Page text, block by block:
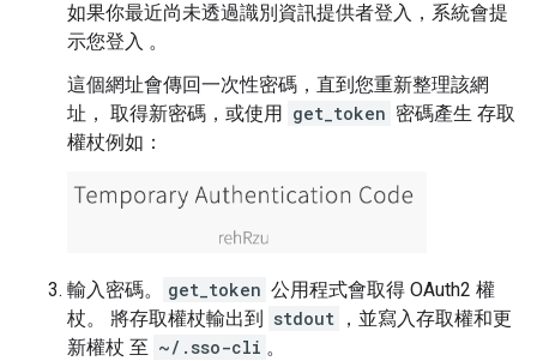
如果你最近尚未透過識別資訊提供者登入，系統會提
示您登入 。
這個網址會傳回一次性密碼，直到您重新整理該網
址， 取得新密碼，或使用 get_token 密碼產生 存取
權杖例如：
輸入密碼。 get_token 公用程式會取得 OAuth2 權
杖。 將存取權杖輸出到
stdout ，並寫入存取權和更
新權杖 至 ~/.sso-cli 。